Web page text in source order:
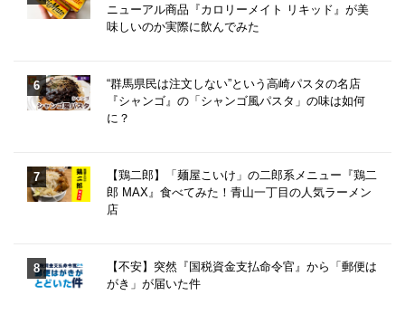
ニューアル商品『カロリーメイト リキッド』が美
味しいのか実際に飲んでみた
“群馬県民は注文しない”という高崎パスタの名店
『シャンゴ』の「シャンゴ風パスタ」の味は如何
に？
【鶏二郎】「麺屋こいけ」の二郎系メニュー『鶏二
郎 MAX』食べてみた！青山一丁目の人気ラーメン
店
【不安】突然『国税資金支払命令官』から「郵便は
がき」が届いた件